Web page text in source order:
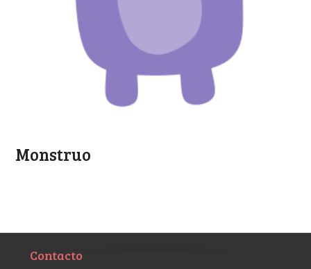
Monstruo
Contacto